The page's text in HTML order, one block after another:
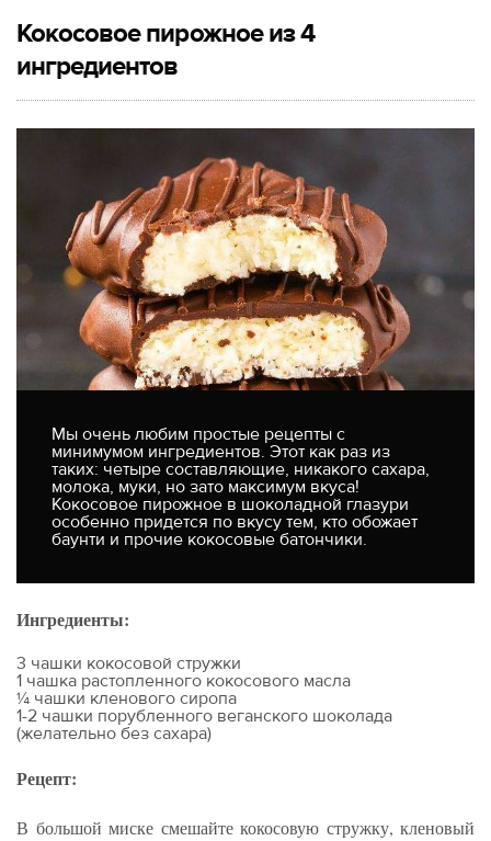
Кокосовое пирожное из 4
ингредиентов
Мы очень любим простые рецепты с
минимумом ингредиентов. Этот как раз из
таких: четыре составляющие, никакого сахара,
молока, муки, но зато максимум вкуса!
Кокосовое пирожное в шоколадной глазури
особенно придется по вкусу тем, кто обожает
баунти и прочие кокосовые батончики.
Ингредиенты:
3 чашки кокосовой стружки
1 чашка растопленного кокосового масла
¼ чашки кленового сиропа
1-2 чашки порубленного веганского шоколада
(желательно без сахара)
Рецепт:
В большой миске смешайте кокосовую стружку, кленовый